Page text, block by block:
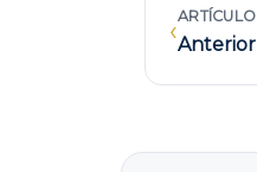
‹Anterior